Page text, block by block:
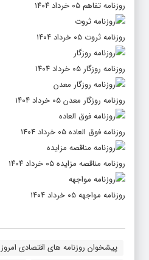
روزنامه تفاهم ۰۵ خرداد ۱۴۰۴
روزنامه ثروت ۰۵ خرداد ۱۴۰۴
روزنامه روزگار ۰۵ خرداد ۱۴۰۴
روزنامه روزگار معدن ۰۵ خرداد ۱۴۰۴
روزنامه فوق العاده ۰۵ خرداد ۱۴۰۴
روزنامه مناقصه مزایده ۰۵ خرداد ۱۴۰۴
روزنامه مواجهه ۰۵ خرداد ۱۴۰۴
پیشخوان روزنامه های اقتصادی امروز